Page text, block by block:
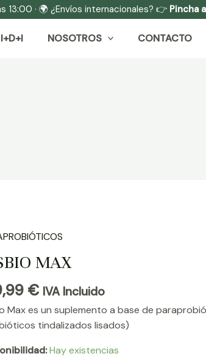
13:00 · 🌍 ¿Envíos internacionales? 👉 Pincha
I+D+I NOSOTROS CONTACTO
MAX
€ IVA Incluido
Max es un suplemento a base de
tindalizados lisados)
Hay existencias